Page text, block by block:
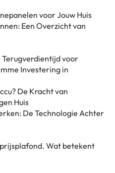
voor Jouw Huis
Een Overzicht van
Terugverdientijd voor
Investering in
De Kracht van
Huis
De Technologie Achter
Wat betekent